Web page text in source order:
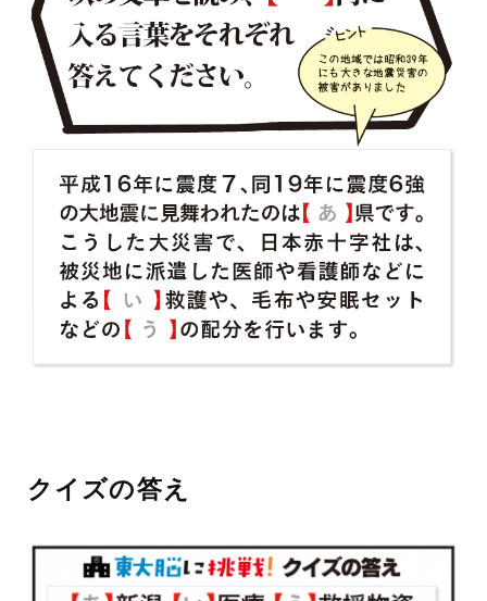
クイズの答え